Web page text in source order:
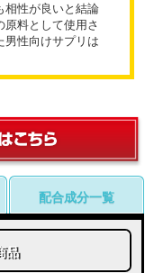
相性が良いと結論
料として使用さ
男性向けサプリは
配合成分一覧
品